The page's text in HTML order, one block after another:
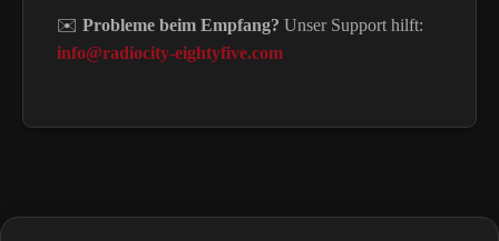
✉️ Probleme beim Empfang? Unser Support hilft:
info@radiocity-eightyfive.com